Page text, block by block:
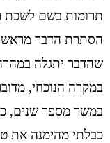
תרומות בשם לשכת
הסתרת הדבר מראש
שהדבר יתגלה
במקרה הנוכחי,
במשך מספר שנים,
כבלתי מהימנה את